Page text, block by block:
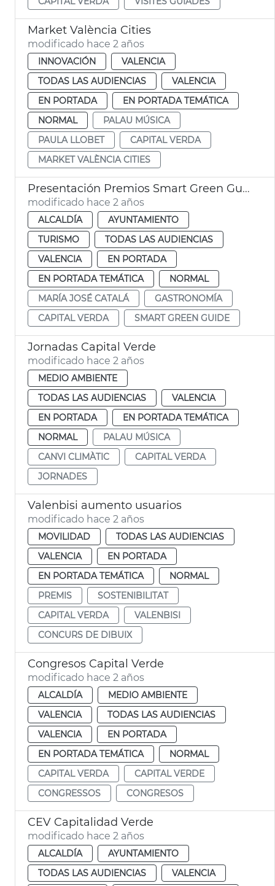
Market València Cities
modificado hace 2 años
INNOVACIÓN
VALENCIA
TODAS LAS AUDIENCIAS
VALENCIA
EN PORTADA
EN PORTADA TEMÁTICA
NORMAL
PALAU MÚSICA
PAULA LLOBET
CAPITAL VERDA
MARKET VALÈNCIA CITIES
Presentación Premios Smart Green Guide 2024
modificado hace 2 años
ALCALDÍA
AYUNTAMIENTO
TURISMO
TODAS LAS AUDIENCIAS
VALENCIA
EN PORTADA
EN PORTADA TEMÁTICA
NORMAL
MARÍA JOSÉ CATALÁ
GASTRONOMÍA
CAPITAL VERDA
SMART GREEN GUIDE
Jornadas Capital Verde
modificado hace 2 años
MEDIO AMBIENTE
TODAS LAS AUDIENCIAS
VALENCIA
EN PORTADA
EN PORTADA TEMÁTICA
NORMAL
PALAU MÚSICA
CANVI CLIMÀTIC
CAPITAL VERDA
JORNADES
Valenbisi aumento usuarios
modificado hace 2 años
MOVILIDAD
TODAS LAS AUDIENCIAS
VALENCIA
EN PORTADA
EN PORTADA TEMÁTICA
NORMAL
PREMIS
SOSTENIBILITAT
CAPITAL VERDA
VALENBISI
CONCURS DE DIBUIX
Congresos Capital Verde
modificado hace 2 años
ALCALDÍA
MEDIO AMBIENTE
VALENCIA
TODAS LAS AUDIENCIAS
VALENCIA
EN PORTADA
EN PORTADA TEMÁTICA
NORMAL
CAPITAL VERDA
CAPITAL VERDE
CONGRESSOS
CONGRESOS
CEV Capitalidad Verde
modificado hace 2 años
ALCALDÍA
AYUNTAMIENTO
TODAS LAS AUDIENCIAS
VALENCIA